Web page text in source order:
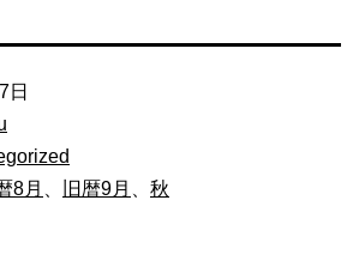
日
8月 旧暦9月 秋